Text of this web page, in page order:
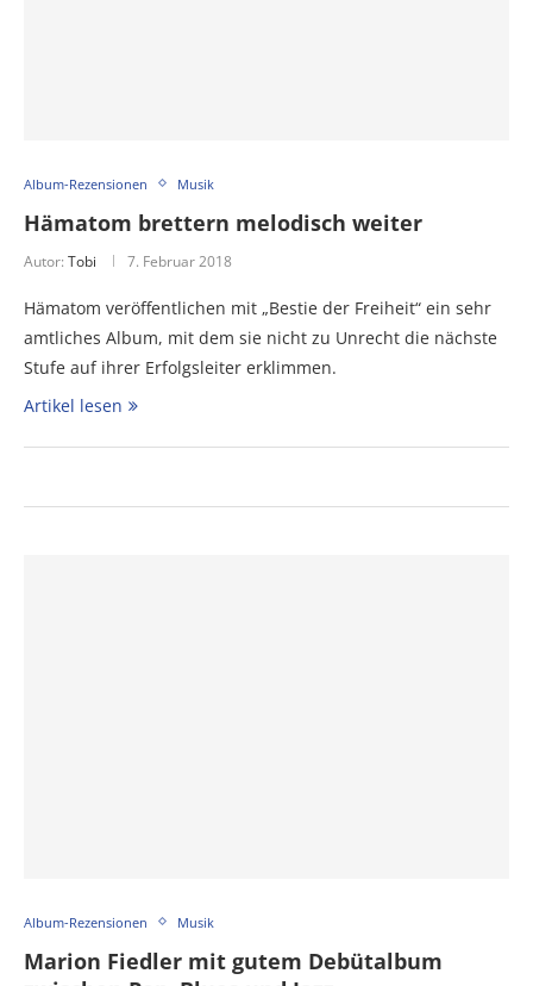
Album-Rezensionen Musik
Hämatom brettern melodisch weiter
Autor: Tobi 7. Februar 2018
Hämatom veröffentlichen mit „Bestie der Freiheit“ ein sehr
amtliches Album, mit dem sie nicht zu Unrecht die nächste
Stufe auf ihrer Erfolgsleiter erklimmen.
Artikel lesen
Album-Rezensionen Musik
Marion Fiedler mit gutem Debütalbum